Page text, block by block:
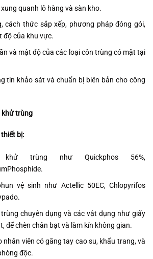
quanh lô hàng và sàn kho.
cách thức sắp xếp, phương pháp đóng gói,
độ của khu vực.
và mật độ của các loại côn trùng có mặt tại
tin khảo sát và chuẩn bị biên bản cho công
khử trùng
bị:
khử trùng như Quickphos 56%,
vệ sinh như Actellic 50EC, Chlopyrifos
chuyên dụng và các vật dụng như giấy
để chèn chân bạt và làm kín không gian.
nhân viên có găng tay cao su, khẩu trang, và
độc.